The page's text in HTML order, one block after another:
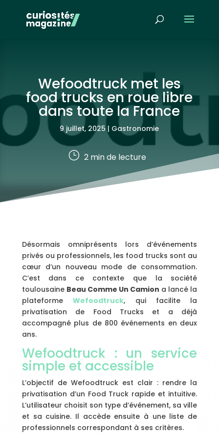
Wefoodtruck met les
food trucks en roue libre
dans toute la France
9 juillet, 2025| Gastronomie
} 2min de lecture
Désormais omniprésents lors d’événements
privés ou professionnels, les food trucks sont au
cœur d’un nouveau mode de consommation.
C’est dans ce contexte que la société
toulousaine Beau Comme Un Camion a lancé la
plateformeWefoodtruck, qui facilite la
privatisation de Food Trucks et a déjà
accompagné plus de 800 événements en deux
ans.
Wefoodtruck : un service
simple et accessible
L’objectif de Wefoodtruck est clair : rendre la
privatisation d’un Food Truck rapide et intuitive.
L’utilisateur choisit son type d’événement, sa ville
et sa cuisine. Il accède ensuite à une liste de
professionnels correspondant à ses critères.